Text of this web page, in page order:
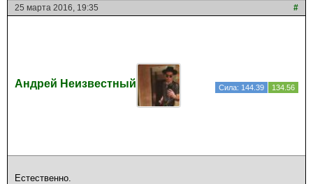
25 марта 2016, 19:35 #
Андрей Неизвестный Сила: 144.39 134.56
Естественно.